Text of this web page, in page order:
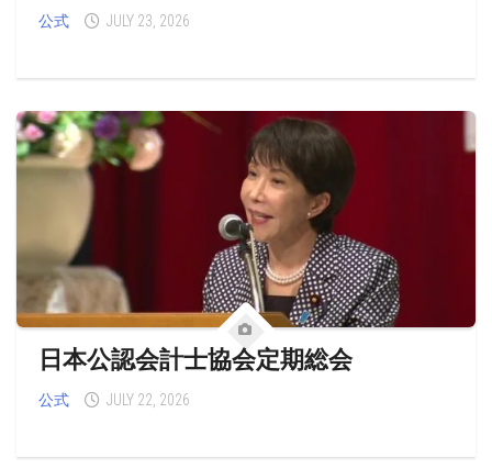
公式 JULY 23, 2026
日本公認会計士協会定期総会
公式 JULY 22, 2026